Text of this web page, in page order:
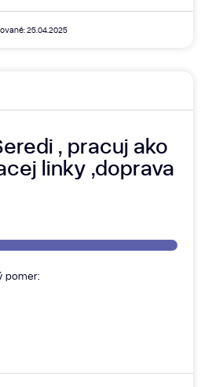
25.04.2025
, pracuj ako
linky ,doprava
pomer: